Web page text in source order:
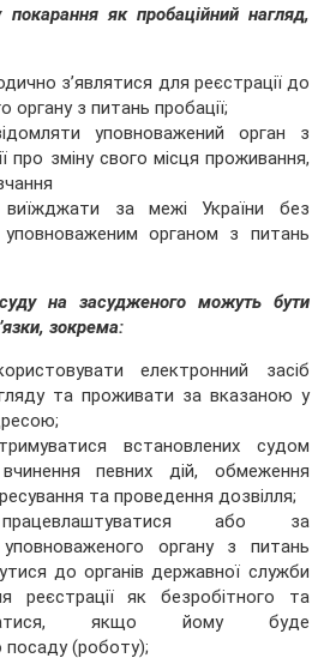
покарання як пробаційний нагляд,
з’являтися для реєстрації до
органу з питань пробації;
уповноважений орган з
про зміну свого місця проживання,
виїжджати за межі України без
органом з питань
на засудженого можуть бути
зокрема:
електронний засіб
та проживати за вказаною у
встановлених судом
певних дій, обмеження
та проведення дозвілля;
або за
органу з питань
до органів державної служби
реєстрації як безробітного та
якщо йому буде
посаду (роботу);